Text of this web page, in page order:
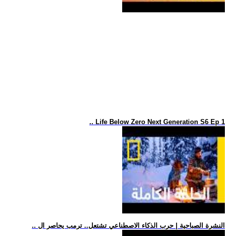
.. Life Below Zero Next Generation S6 Ep 1
.. النشرة الصباحية | حرب الذكاء الاصطناعي تشتعل.. ترمب يحاصر ال